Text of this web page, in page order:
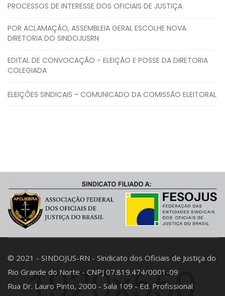
PROCESSOS DE INTERESSE DOS OFICIAIS DE JUSTIÇA
POR ACLAMAÇÃO, ASSEMBLEIA GERAL ESCOLHE NOVA
DIRETORIA DO SINDOJUSRN
EDITAL DE CONVOCAÇÃO - ELEIÇÃO E POSSE DA DIRETORIA
COLEGIADA
ELEIÇÕES SINDICAIS - COMUNICADO DA COMISSÃO ELEITORAL
© 2021 - SINDOJUS-RN - Sindicato dos Oficiais de Justiça do
Rio Grande do Norte - CNPJ 07.819.474/0001-09
Rua Dr. Lauro Pinto, 2000 - Sala 109 - Ed. Profissional